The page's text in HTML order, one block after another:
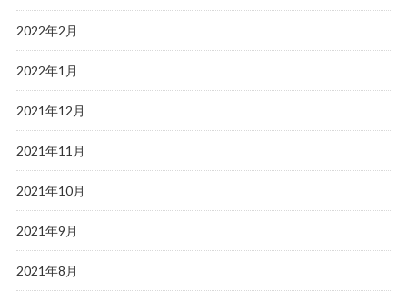
2022年2月
2022年1月
2021年12月
2021年11月
2021年10月
2021年9月
2021年8月